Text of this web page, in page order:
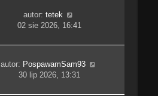
autor: tetek
02 sie 2026, 16:41
autor: PospawamSam93
30 lip 2026, 13:31